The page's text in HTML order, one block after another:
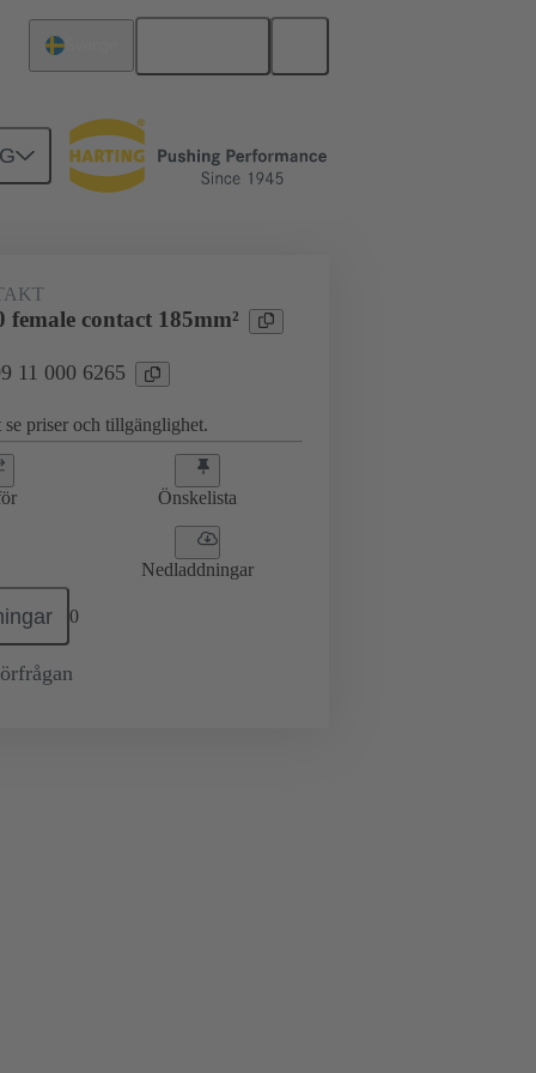
09 11 000 6265
contact 185mm²
11 000 6265
priser och tillgänglighet.
Önskelista
Nedladdningar
0